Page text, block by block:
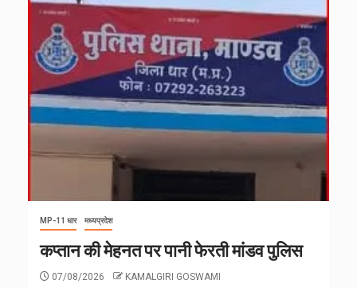
MP-11 धार मध्यप्रदेश
कप्तान की मेहनत पर पानी फेरती मांडव पुलिस
07/08/2026 KAMALGIRI GOSWAMI